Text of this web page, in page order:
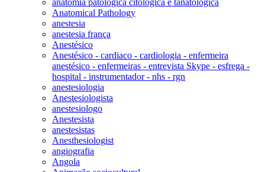
Anatomical Pathology
anestesia
anestesia frança
Anestésico
Anestésico - cardiaco - cardiologia - enfermeira
anestésico - enfermeiras - entrevista Skype - esfrega -
hospital - instrumentador - nhs - rgn
anestesiologia
Anestesiologista
anestesiologo
Anestesista
anestesistas
Anesthesiologist
angiografia
Angola